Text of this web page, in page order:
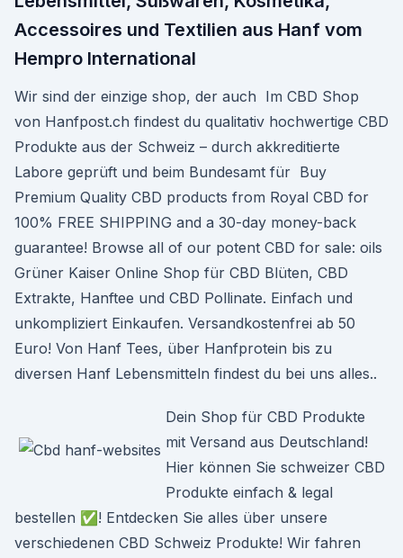
Accessoires und Textilien aus Hanf vom
Hempro International
Wir sind der einzige shop, der auch Im CBD Shop
von Hanfpost.ch findest du qualitativ hochwertige CBD
Produkte aus der Schweiz – durch akkreditierte
Labore geprüft und beim Bundesamt für Buy
Premium Quality CBD products from Royal CBD for
100% FREE SHIPPING and a 30-day money-back
guarantee! Browse all of our potent CBD for sale: oils
Grüner Kaiser Online Shop für CBD Blüten, CBD
Extrakte, Hanftee und CBD Pollinate. Einfach und
unkompliziert Einkaufen. Versandkostenfrei ab 50
Euro! Von Hanf Tees, über Hanfprotein bis zu
diversen Hanf Lebensmitteln findest du bei uns alles..
Dein Shop für CBD Produkte
mit Versand aus Deutschland!
Hier können Sie schweizer CBD
Produkte einfach & legal
bestellen ✅! Entdecken Sie alles über unsere
verschiedenen CBD Schweiz Produkte! Wir fahren